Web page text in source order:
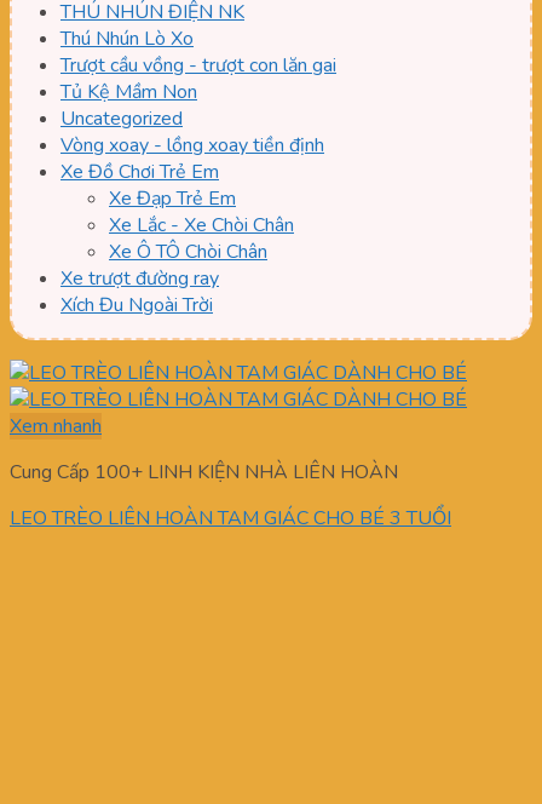
THÚ NHÚN ĐIỆN NK
Thú Nhún Lò Xo
Trượt cầu vồng - trượt con lăn gai
Tủ Kệ Mầm Non
Uncategorized
Vòng xoay - lồng xoay tiền định
Xe Đồ Chơi Trẻ Em
Xe Đạp Trẻ Em
Xe Lắc - Xe Chòi Chân
Xe Ô TÔ Chòi Chân
Xe trượt đường ray
Xích Đu Ngoài Trời
Xem nhanh
Cung Cấp 100+ LINH KIỆN NHÀ LIÊN HOÀN
LEO TRÈO LIÊN HOÀN TAM GIÁC CHO BÉ 3 TUỔI